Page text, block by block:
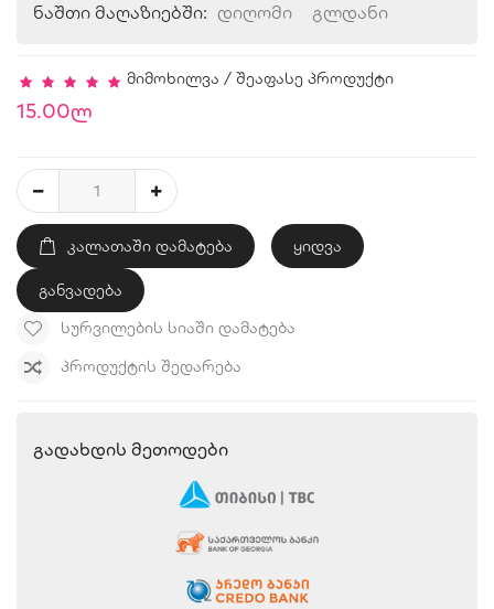
ნაშთი მაღაზიებში: დიღომი გლდანი
მიმოხილვა / შეაფასე პროდუქტი
15.00ლ
ᲙᲐᲚᲐᲗᲐᲨᲘ ᲓᲐᲛᲐᲢᲔᲑᲐ ყიდვა
განვადება
ᲡᲣᲠᲕᲘᲚᲔᲑᲘᲡ ᲡᲘᲐᲨᲘ ᲓᲐᲛᲐᲢᲔᲑᲐ
ᲞᲠᲝᲓᲣᲥᲢᲘᲡ ᲨᲔᲓᲐᲠᲔᲑᲐ
Გადახდის Მეთოდები